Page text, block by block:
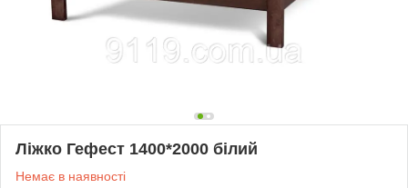
Ліжко Гефест 1400*2000 білий
Немає в наявності